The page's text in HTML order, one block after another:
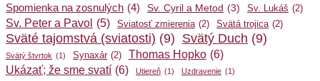
Spomienka na zosnulých (4) Sv. Cyril a Metod (3) Sv. Lukáš (2)
Sv. Peter a Pavol (5) Sviatosť zmierenia (2) Svätá trojica (2)
Sväté tajomstvá (sviatosti) (9) Svätý Duch (9)
Svätý štvrtok (1) Synaxár (2) Thomas Hopko (6)
Ukázať; že sme svatí (6) Utiereň (1) Uzdravenie (1)